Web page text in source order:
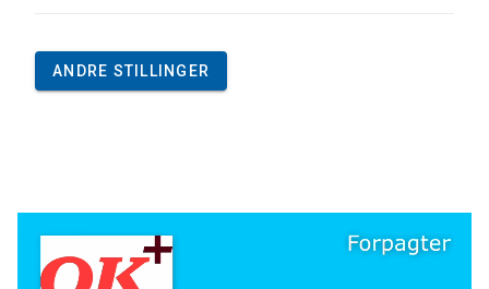
ANDRE STILLINGER